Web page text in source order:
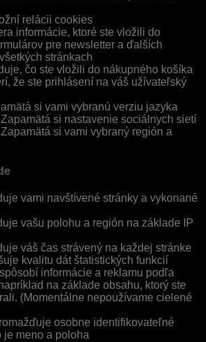
relácii cookies
informácie, ktoré ste vložili do
pre newsletter a ďalších
stránkach
čo ste vložili do nákupného košíka
že ste prihlásení na váš užívateľský
si vami vybranú verziu jazyka
si nastavenie sociálnych sietí
si vami vybraný región a
vami navštívené stránky a vykonané
vašu polohu a región na základe IP
váš čas strávený na každej stránke
kvalitu dát štatistických funkcií
informácie a reklamu podľa
na základe obsahu, ktorý ste
(Momentálne nepoužívame cielené
osobne identifikovateľné
je meno a poloha